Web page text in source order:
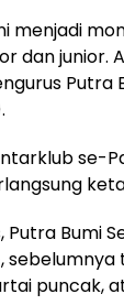
menjadi
dan junior.
se-
Putra Bumi
sebelumnya
puncak,